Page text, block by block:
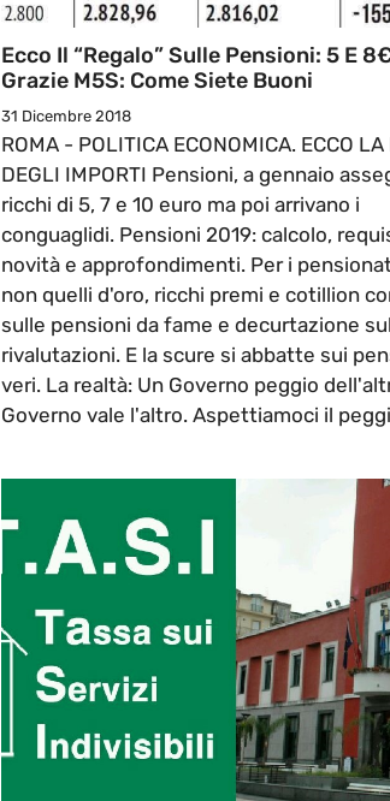
Ecco Il “regalo” Sulle Pensioni: 5 E
Grazie M5S: Come Siete Buoni
31 Dicembre 2018
ROMA - POLITICA ECONOMICA. ECCO
DEGLI IMPORTI Pensioni, a gennaio
ricchi di 5, 7 e 10 euro ma poi arrivano i
conguaglidi. Pensioni 2019: calcolo,
novità e approfondimenti. Per i
non quelli d'oro, ricchi premi e cotillion
sulle pensioni da fame e decurtazione
rivalutazioni. E la scure si abbatte sui
veri. La realtà: Un Governo peggio
Governo vale l'altro. Aspettiamoci il